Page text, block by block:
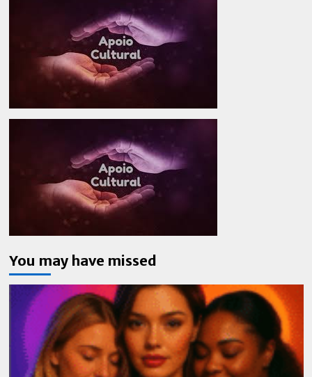
You may have missed